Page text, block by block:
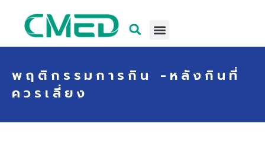
พฤติกรรมการกิน -หลังกินที่
ควรเลี่ยง